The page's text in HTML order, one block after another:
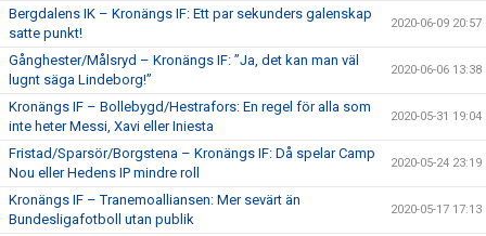
Bergdalens IK – Kronängs IF: Ett par sekunders galenskap
satte punkt!
2020-06-09 20:57
Gånghester/Målsryd – Kronängs IF: ”Ja, det kan man väl
lugnt säga Lindeborg!”
2020-06-06 13:38
Kronängs IF – Bollebygd/Hestrafors: En regel för alla som
inte heter Messi, Xavi eller Iniesta
2020-05-31 19:04
Fristad/Sparsör/Borgstena – Kronängs IF: Då spelar Camp
Nou eller Hedens IP mindre roll
2020-05-24 23:19
Kronängs IF – Tranemoalliansen: Mer sevärt än
Bundesligafotboll utan publik
2020-05-17 17:13